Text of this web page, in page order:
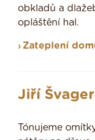
obkladů a
opláštění hal.
Zateplení
Jiří
Tónujeme